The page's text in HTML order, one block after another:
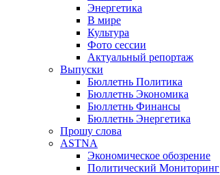
Энергетика
В мире
Культура
Фото сессии
Актуальный репортаж
Выпуски
Бюллетнь Политика
Бюллетнь Экономика
Бюллетнь Финансы
Бюллетнь Энергетика
Прошу слова
ASTNA
Экономическое обозрение
Политический Мониторинг